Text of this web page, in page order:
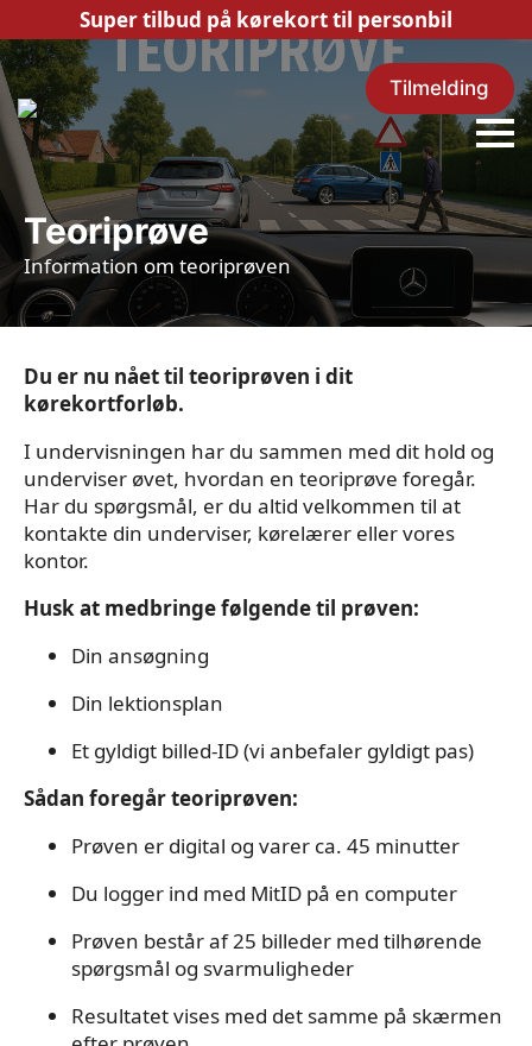
Super tilbud på kørekort til personbil
Tilmelding
Teoriprøve
Information om teoriprøven
Du er nu nået til teoriprøven i dit
kørekortforløb.
I undervisningen har du sammen med dit hold og
underviser øvet, hvordan en teoriprøve foregår.
Har du spørgsmål, er du altid velkommen til at
kontakte din underviser, kørelærer eller vores
kontor.
Husk at medbringe følgende til prøven:
Din ansøgning
Din lektionsplan
Et gyldigt billed-ID (vi anbefaler gyldigt pas)
Sådan foregår teoriprøven:
Prøven er digital og varer ca. 45 minutter
Du logger ind med MitID på en computer
Prøven består af 25 billeder med tilhørende
spørgsmål og svarmuligheder
Resultatet vises med det samme på skærmen